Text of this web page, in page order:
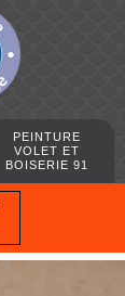
PEINTURE
VOLET ET
BOISERIE 91